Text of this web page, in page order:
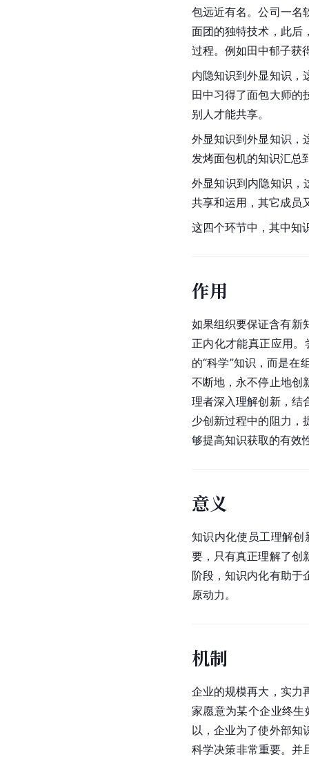
包远近有名。公司一名
面团的独特技术，此后
过程。例如田中郁子获
内隐知识到外显知识，
田中习得了面包大师的
别人才能共享。
外显知识到外显知识，
发烤面包机的知识汇总
外显知识到内隐知识
共享和运用，其它成员
这四个环节中，其中知
作用
如果组织要保证含有新
正内化才能真正应用
的“科学”知识，而是
不断地，永不停止地创
理者深入理解创新，结
少创新过程中的阻力，
够提高知识获取的有效
意义
知识内化使员工理解
要，只有真正理解了创
阶段，知识内化有助于
原动力。
机制
企业的规模再大，实力
家愿意为某个企业终
以，企业为了使外部知
科学决策非常重要。并